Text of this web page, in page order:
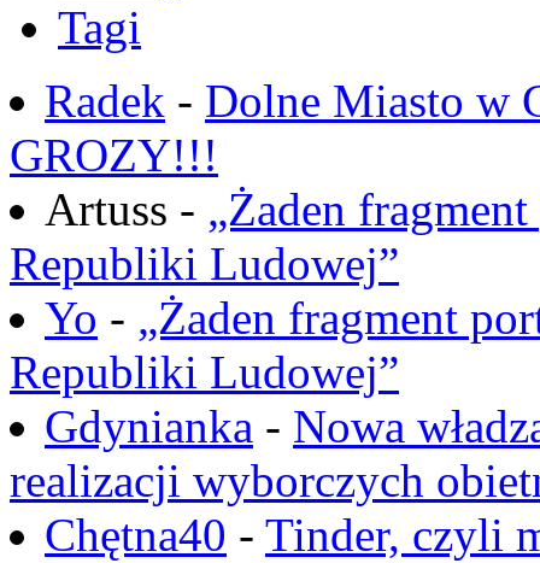
Tagi
Radek - Dolne Miasto w
GROZY!!!
Artuss - „Żaden
Republiki Ludowej”
Yo - „Żaden fragment
Republiki Ludowej”
Gdynianka - Nowa
realizacji wyborczych
Chętna40 - Tinder, czyli